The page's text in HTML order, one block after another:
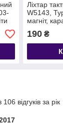
Ліхтар
W5143,
магніт,
стропоріз
190₴
відгуків за рік